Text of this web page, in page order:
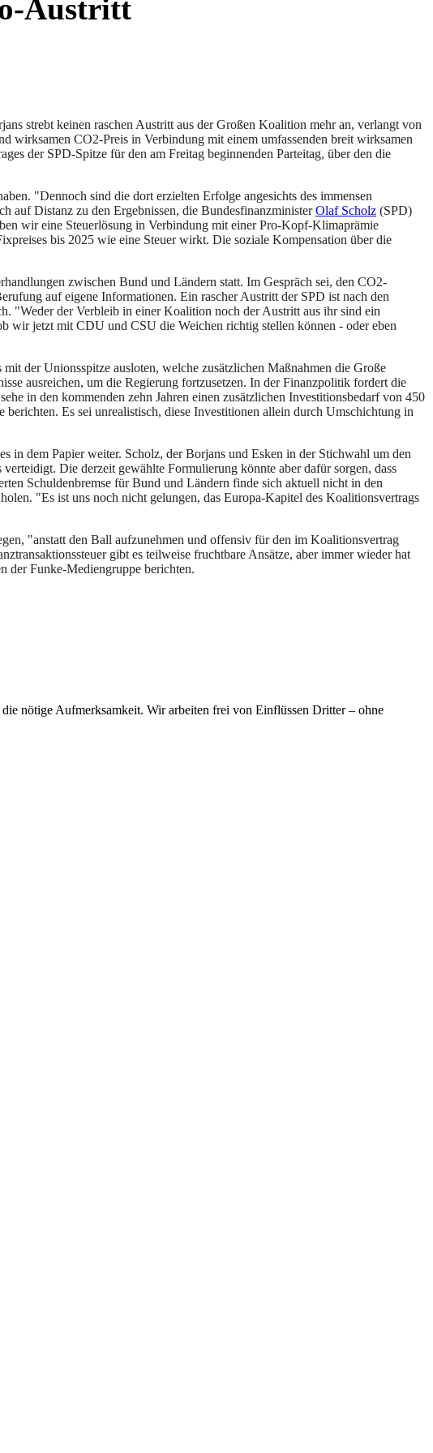
Austritt
strebt keinen raschen Austritt aus der Großen Koalition mehr an, verlangt von
wirksamen CO2-Preis in Verbindung mit einem umfassenden breit wirksamen
der SPD-Spitze für den am Freitag beginnenden Parteitag, über den die
"Dennoch sind die dort erzielten Erfolge angesichts des immensen
auf Distanz zu den Ergebnissen, die BundesfinanzministerOlaf Scholz (SPD)
wir eine Steuerlösung in Verbindung mit einer Pro-Kopf-Klimaprämie
bis 2025 wie eine Steuer wirkt. Die soziale Kompensation über die
zwischen Bund und Ländern statt. Im Gespräch sei, den CO2-
auf eigene Informationen. Ein rascher Austritt der SPD ist nach den
"Weder der Verbleib in einer Koalition noch der Austritt aus ihr sind ein
wir jetzt mit CDU und CSU die Weichen richtig stellen können - oder eben
der Unionsspitze ausloten, welche zusätzlichen Maßnahmen die Große
ausreichen, um die Regierung fortzusetzen. In der Finanzpolitik fordert die
in den kommenden zehn Jahren einen zusätzlichen Investitionsbedarf von 450
Es sei unrealistisch, diese Investitionen allein durch Umschichtung in
in dem Papier weiter. Scholz, der Borjans und Esken in der Stichwahl um den
Die derzeit gewählte Formulierung könnte aber dafür sorgen, dass
Schuldenbremse für Bund und Ländern finde sich aktuell nicht in den
"Es ist uns noch nicht gelungen, das Europa-Kapitel des Koalitionsvertrags
"anstatt den Ball aufzunehmen und offensiv für den im Koalitionsvertrag
gibt es teilweise fruchtbare Ansätze, aber immer wieder hat
der Funke-Mediengruppe berichten.
nötige Aufmerksamkeit. Wir arbeiten frei von Einflüssen Dritter – ohne